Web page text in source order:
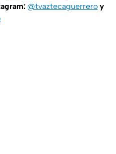
@tvaztecaguerrero y